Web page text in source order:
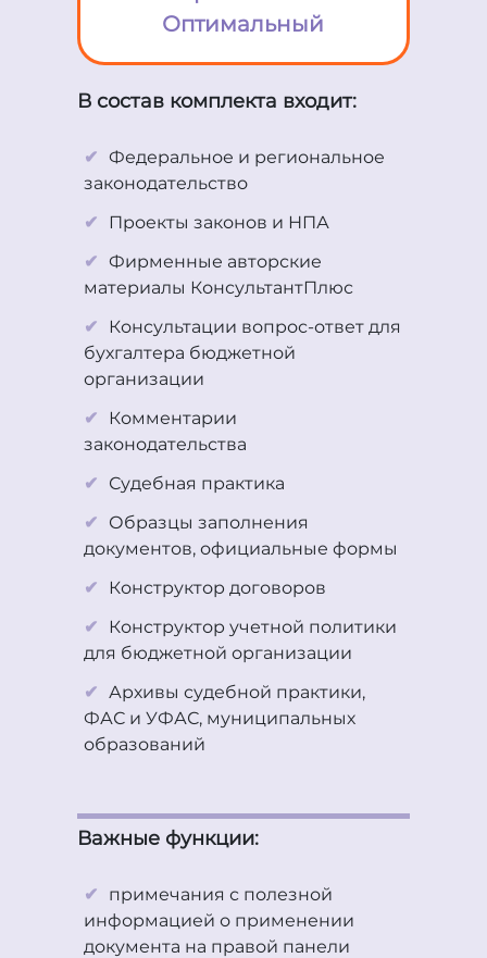
В состав комплекта входит:
Федеральное и региональное
законодательство
Проекты законов и НПА
Фирменные авторские
материалы КонсультантПлюс
Консультации вопрос-ответ для
бухгалтера бюджетной
организации
Комментарии
законодательства
Судебная практика
Образцы заполнения
документов, официальные формы
Конструктор договоров
Конструктор учетной политики
для бюджетной организации
Архивы судебной практики,
ФАС и УФАС, муниципальных
образований
Оптимальный
Важные функции:
примечания с полезной
информацией о применении
документа на правой панели